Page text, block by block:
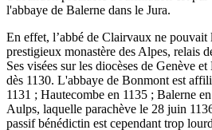
l'abbaye de Balerne dans le Jura.
En effet, l’abbé de Clairvaux ne pouvait
prestigieux monastère des Alpes, relais
Ses visées sur les diocèses de Genève
dès 1130. L'abbaye de Bonmont est
1131 ; Hautecombe en 1135 ; Balerne
Aulps, laquelle parachève le 28 juin
passif bénédictin est cependant trop